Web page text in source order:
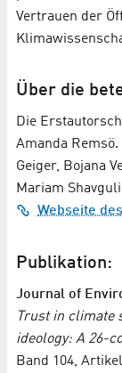
Vertrauen der
Über die
Die
Amanda
Geiger, Bojana
Mariam
Webseite
Publikation:
Journal of
Trust in climate
ideology: A 26-
Band 104,